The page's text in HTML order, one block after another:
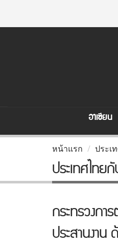
อาเซียน
หน้าแรก ประเ
ประเทศไทย
กระทรวงกา
ประสานงาน